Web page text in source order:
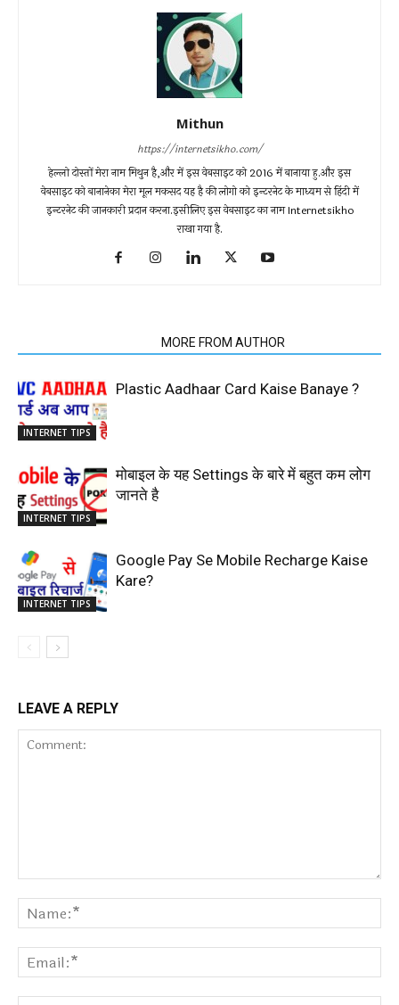
Mithun
https://internetsikho.com/
हेल्लो दोस्तों मेरा नाम मिथुन है,और में इस वेबसाइट को 2016 में बानाया हु.और इस
वेबसाइट को बानानेका मेरा मूल मकसद यह है की लोगो को इन्टरनेट के माध्यम से हिंदी में
इन्टरनेट की जानकारी प्रदान करना.इसीलिए इस वेबसाइट का नाम Internetsikho
राखा गया है.
MORE FROM AUTHOR
INTERNET TIPS
Plastic Aadhaar Card Kaise Banaye ?
INTERNET TIPS
मोबाइल के यह Settings के बारे में बहुत कम लोग
जानते है
INTERNET TIPS
Google Pay Se Mobile Recharge Kaise
Kare?
LEAVE A REPLY